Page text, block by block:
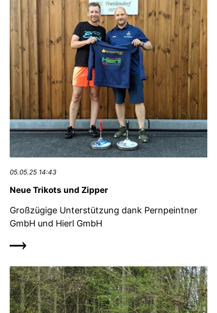
05.05.25 14:43
Neue Trikots und Zipper
Großzügige Unterstützung dank Pernpeintner
GmbH und Hierl GmbH